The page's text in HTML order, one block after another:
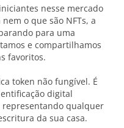
nesse mercado
o que são NFTs, a
para uma
e compartilhamos
favoritos.
token não fungível. É
digital
representando qualquer
da sua casa.